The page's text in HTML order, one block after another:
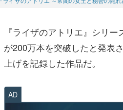
『ライザのアトリエ』シリ
が200万本を突破したと発表
上げを記録した作品だ。
AD